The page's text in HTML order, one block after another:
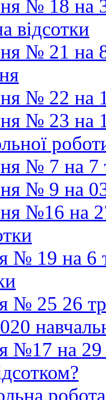
№ 18 на
відсотки
№ 21 на
№ 22 на
№ 23 на
№ 7 на 7
№ 9 на
№16 на
№ 19 на 6
№ 25 26
№17 на 29